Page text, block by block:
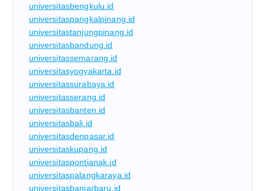
universitasbengkulu.id
universitaspangkalpinang.id
universitastanjungpinang.id
universitasbandung.id
universitassemarang.id
universitasyogyakarta.id
universitassurabaya.id
universitasserang.id
universitasbanten.id
universitasbali.id
universitasdenpasar.id
universitaskupang.id
universitaspontianak.id
universitaspalangkaraya.id
universitasbanjarbaru.id